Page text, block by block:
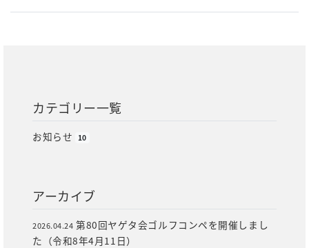
カテゴリー一覧
お知らせ 10
アーカイブ
2026.04.24 第80回ヤゲタ会ゴルフコンペを開催しまし
た（令和8年4月11日）